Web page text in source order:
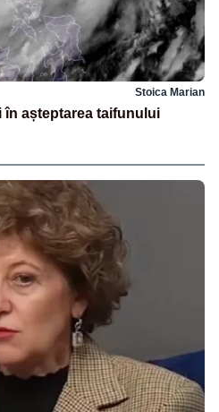
Stoica Marian
așteptarea taifunului